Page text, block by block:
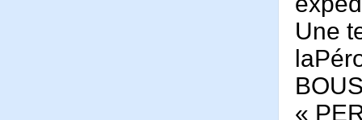
Une
«